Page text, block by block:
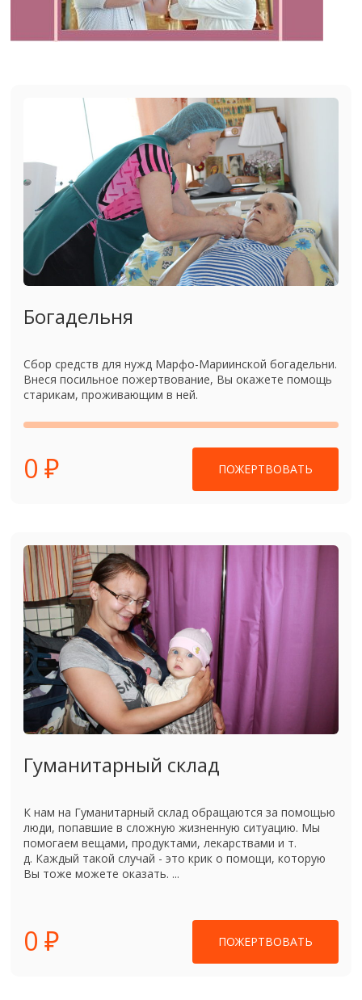
Богадельня
Сбор средств для нужд Марфо-Мариинской богадельни.
Внеся посильное пожертвование, Вы окажете помощь
старикам, проживающим в ней.
0 ₽ ПОЖЕРТВОВАТЬ
Гуманитарный склад
К нам на Гуманитарный склад обращаются за помощью
люди, попавшие в сложную жизненную ситуацию. Мы
помогаем вещами, продуктами, лекарствами и т.
д. Каждый такой случай - это крик о помощи, которую
Вы тоже можете оказать. ...
0 ₽ ПОЖЕРТВОВАТЬ